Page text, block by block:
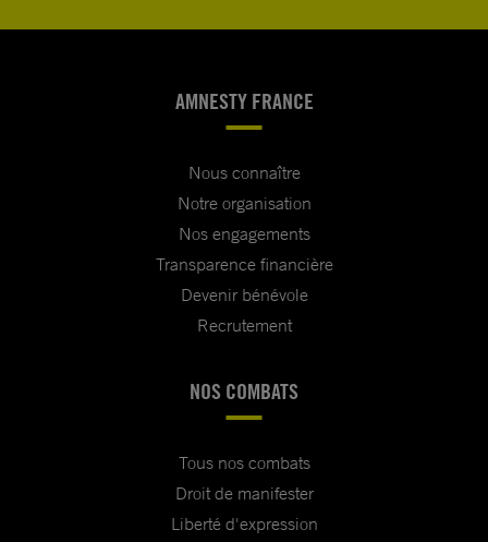
AMNESTY FRANCE
Nous connaître
Notre organisation
Nos engagements
Transparence financière
Devenir bénévole
Recrutement
NOS COMBATS
Tous nos combats
Droit de manifester
Liberté d'expression